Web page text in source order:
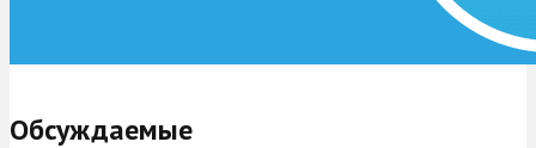
Обсуждаемые